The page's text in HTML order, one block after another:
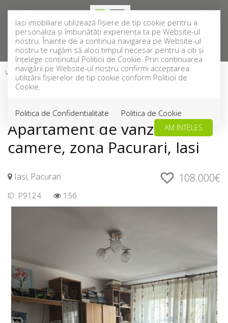
Iasi imobiliare utilizează fişiere de tip cookie pentru a
personaliza și îmbunătăți experiența ta pe Website-ul
nostru. Înainte de a continua navigarea pe Website-ul
nostru te rugăm să aloci timpul necesar pentru a citi și
înțelege conținutul Politicii de Cookie. Prin continuarea
navigării pe Website-ul nostru confirmi acceptarea
utilizării fişierelor de tip cookie conform Politicii de
Cookie.
Politica de Confidentialitate Politica de Cookie
AM INTELES
Vanzare Apartamente Iasi Pacurari
Apartament de vanzare 3
camere, zona Pacurari, Iasi
Iasi, Pacurari 108.000€
ID: P9124 156
VANDUT